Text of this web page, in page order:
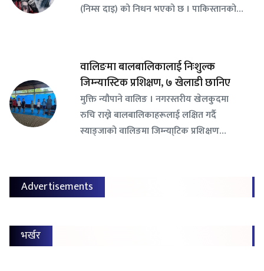
(निम्स दाइ) को निधन भएको छ । पाकिस्तानको…
वालिङमा बालबालिकालाई निःशुल्क
जिम्न्यास्टिक प्रशिक्षण, ७ खेलाडी छानिए
​मुक्ति न्यौपाने वालिङ । नगरस्तरीय खेलकुदमा
रुचि राख्ने बालबालिकाहरूलाई लक्षित गर्दै
स्याङ्जाको वालिङमा जिम्न्या्टिक प्रशिक्षण…
Advertisements
भर्खर